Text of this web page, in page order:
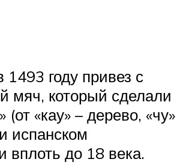
1493 году привез с
мяч, который сделали
«кау» – дерево, «чу»
испанском
вплоть до 18 века.